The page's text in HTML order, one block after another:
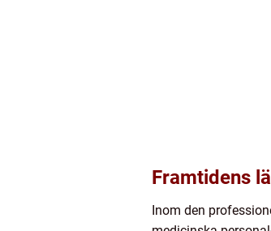
Framtidens
Inom den